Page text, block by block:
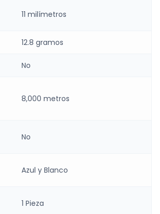
11 milímetros
12.8 gramos
No
8,000 metros
No
Azul y Blanco
1 Pieza